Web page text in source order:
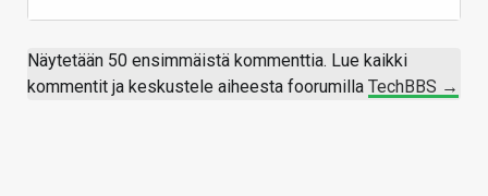
tftcentral.co.uk
Vastaa
Näytetään 50 ensimmäistä kommenttia. Lue kaikki
kommentit ja keskustele aiheesta foorumilla TechBBS →